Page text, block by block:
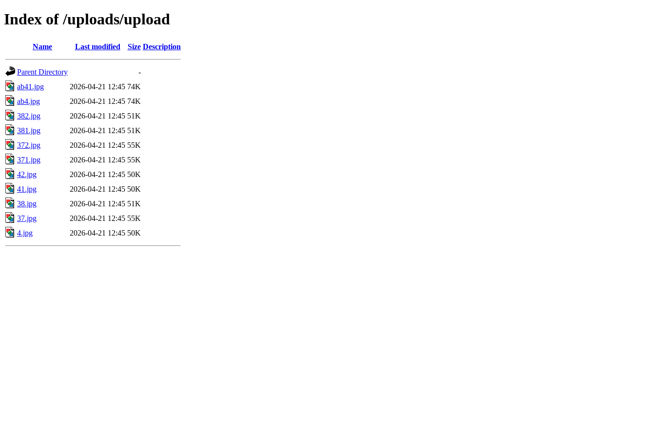
Index of /uploads/upload
Name Last modified Size Description
Parent Directory
-
ab41.jpg
2026-04-21 12:45 74K
ab4.jpg
2026-04-21 12:45 74K
382.jpg
2026-04-21 12:45 51K
381.jpg
2026-04-21 12:45 51K
372.jpg
2026-04-21 12:45 55K
371.jpg
2026-04-21 12:45 55K
42.jpg
2026-04-21 12:45 50K
41.jpg
2026-04-21 12:45 50K
38.jpg
2026-04-21 12:45 51K
37.jpg
2026-04-21 12:45 55K
4.jpg
2026-04-21 12:45 50K